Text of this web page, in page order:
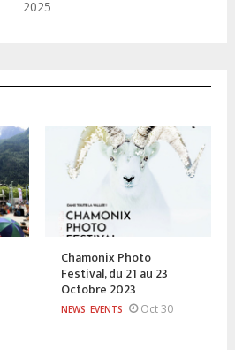
2025
Chamonix Photo
Festival, du 21 au 23
Octobre 2023
NEWS EVENTS Oct 30